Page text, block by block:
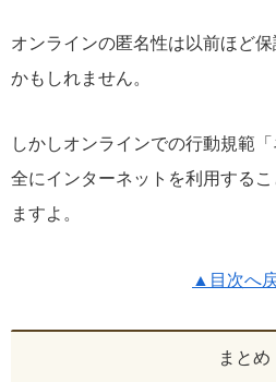
オンラインの匿名性は以前ほど
かもしれません。
しかしオンラインでの行動規範
全にインターネットを利用する
ますよ。
▲目次へ
まとめ